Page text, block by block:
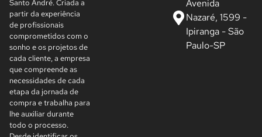
Santo André. Criada a
partir da experiência
de profissionais
comprometidos com o
sonho e os projetos de
cada cliente, a empresa
que compreende as
necessidades de cada
etapa da jornada de
compra e trabalha para
lhe auxiliar durante
todo o processo.
Avenida
Nazaré, 1599 -
Ipiranga - São
Paulo-SP